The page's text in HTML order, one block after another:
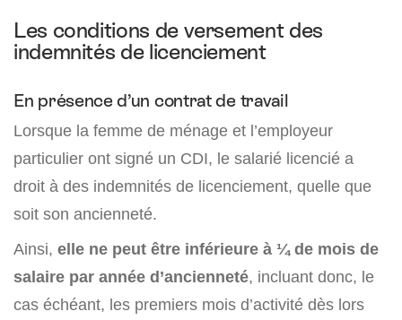
Les conditions de versement des
indemnités de licenciement
En présence d’un contrat de travail
Lorsque la femme de ménage et l’employeur
particulier ont signé un CDI, le salarié licencié a
droit à des indemnités de licenciement, quelle que
soit son ancienneté.
Ainsi, elle ne peut être inférieure à ¼ de mois de
salaire par année d’ancienneté, incluant donc, le
cas échéant, les premiers mois d’activité dès lors